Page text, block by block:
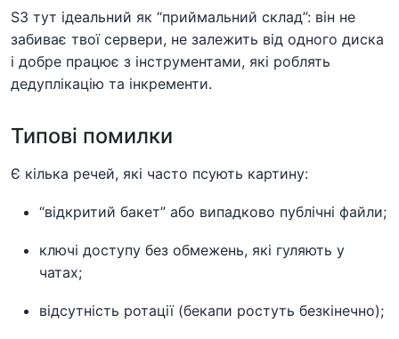
S3 тут ідеальний як “приймальний склад”: він не
забиває твої сервери, не залежить від одного диска
і добре працює з інструментами, які роблять
дедуплікацію та інкременти.
Типові помилки
Є кілька речей, які часто псують картину:
“відкритий бакет” або випадково публічні файли;
ключі доступу без обмежень, які гуляють у
чатах;
відсутність ротації (бекапи ростуть безкінечно);